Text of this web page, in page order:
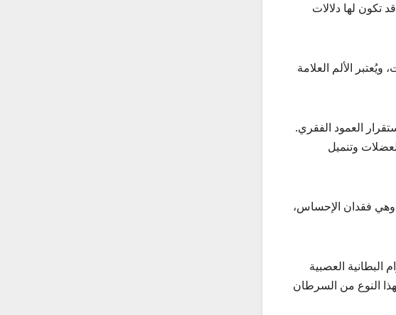
تكون لها دلالات
الألم العلامة
العمود الفقري.
وتنميل
وهي فقدان الإحساس،
البطانية العصبية
النوع من السرطان